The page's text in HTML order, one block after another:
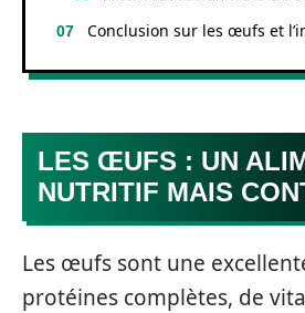
Conclusion sur les œufs et
LES ŒUFS : UN
NUTRITIF MAIS
Les œufs sont une
protéines complètes, de